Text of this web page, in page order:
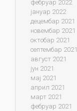
фебруар 2022
јануар 2022
децембар 2021
новембар 2021
октобар 2021
септембар 2021
август 2021
јун 2021
мај 2021
април 2021
март 2021
фебруар 2021